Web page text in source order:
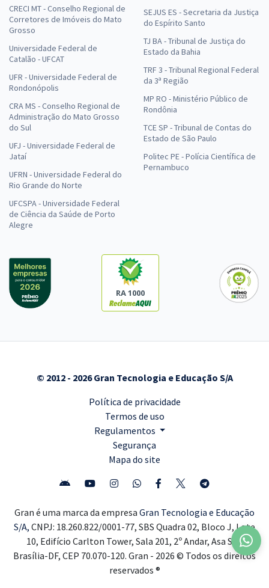
CRECI MT - Conselho Regional de
Corretores de Imóveis do Mato
Grosso
Universidade Federal de
Catalão - UFCAT
UFR - Universidade Federal de
Rondonópolis
CRA MS - Conselho Regional de
Administração do Mato Grosso
do Sul
UFJ - Universidade Federal de
Jataí
UFRN - Universidade Federal do
Rio Grande do Norte
UFCSPA - Universidade Federal
de Ciência da Saúde de Porto
Alegre
SEJUS ES - Secretaria da Justiça
do Espírito Santo
TJ BA - Tribunal de Justiça do
Estado da Bahia
TRF 3 - Tribunal Regional Federal
da 3ª Região
MP RO - Ministério Público de
Rondônia
TCE SP - Tribunal de Contas do
Estado de São Paulo
Politec PE - Polícia Científica de
Pernambuco
RA 1000
© 2012 - 2026 Gran Tecnologia e Educação S/A
Política de privacidade
Termos de uso
Regulamentos
Segurança
Mapa do site
Gran é uma marca da empresa Gran Tecnologia e Educação
S/A, CNPJ: 18.260.822/0001-77, SBS Quadra 02, Bloco J, Lote
10, Edifício Carlton Tower, Sala 201, 2º Andar, Asa Sul,
Brasília-DF, CEP 70.070-120. Gran - 2026 © Todos os direitos
reservados ®